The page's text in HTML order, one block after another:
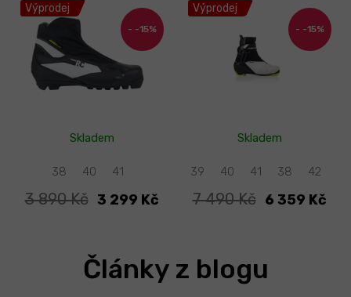
Výprodej
-15%
Skladem
38 40 41
3 890 Kč 3 299 Kč
Výprodej
-15%
Skladem
39 40 41 38 42
7 490 Kč 6 359 Kč
Články z blogu